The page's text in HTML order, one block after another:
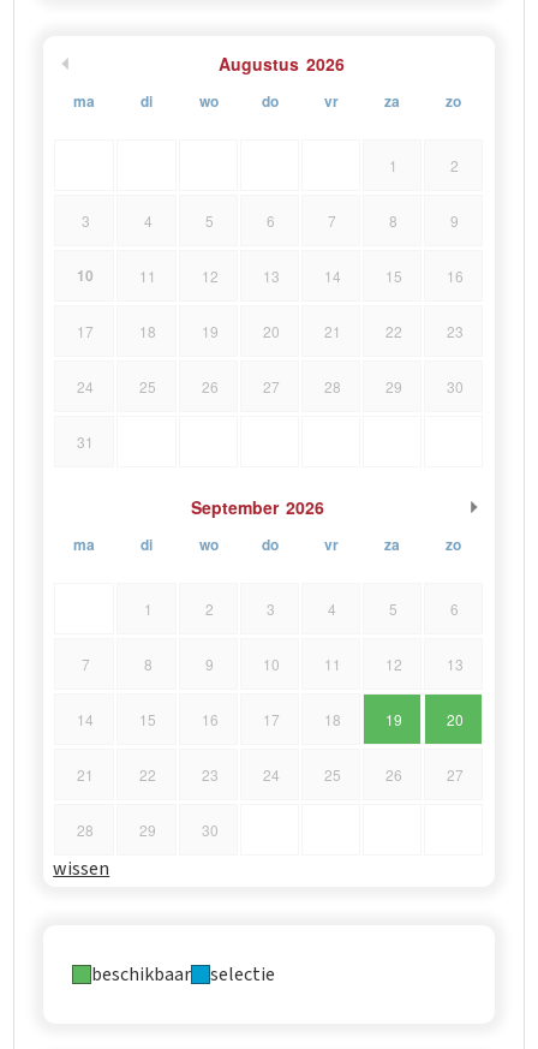
Augustus 2026
ma di wo do vr za zo
1 2
3 4 5 6 7 8 9
10 11 12 13 14 15 16
17 18 19 20 21 22 23
24 25 26 27 28 29 30
31
September 2026
ma di wo do vr za zo
1 2 3 4 5 6
7 8 9 10 11 12 13
14 15 16 17 18 19 20
21 22 23 24 25 26 27
28 29 30
wissen
beschikbaar selectie